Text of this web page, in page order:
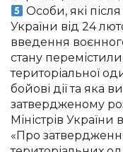
Особи, які
України від 24
введення
стану
територіальної
бойові дії та яка
затвердженому
Міністрів
«Про